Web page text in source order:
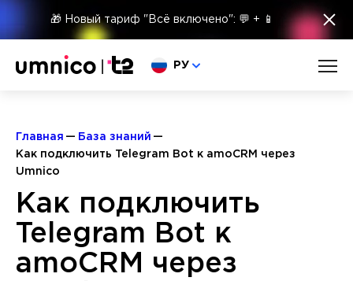
🎁 Новый тариф "Всё включено": 💬 + 📱 ×
Выберите язык
РУ
Главная
База знаний
Как подключить Telegram Bot к amoCRM через
Umnico
Как подключить
Telegram Bot к
amoCRM через